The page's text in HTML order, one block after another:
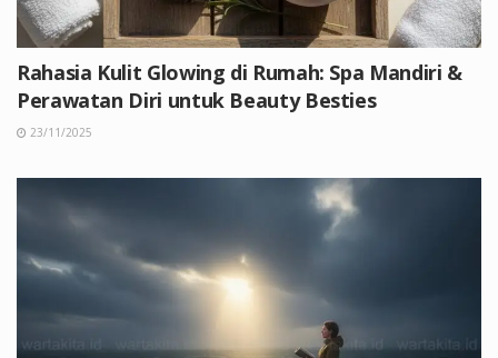
Rahasia Kulit Glowing di Rumah: Spa Mandiri &
Perawatan Diri untuk Beauty Besties
23/11/2025